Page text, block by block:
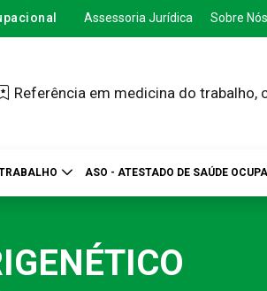
Sobre Nós
Assessoria Jurídica
Referência em medicina do trabalho,
ASO - ATESTADO DE SAÚDE